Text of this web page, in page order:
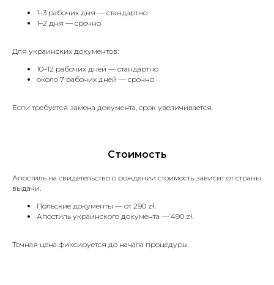
1–3 рабочих дня — стандартно
1–2 дня — срочно
Для украинских документов:
10–12 рабочих дней — стандартно
около 7 рабочих дней — срочно
Если требуется замена документа, срок увеличивается.
Стоимость
Апостиль на свидетельство о рождении стоимость зависит от страны
выдачи.
Польские документы — от 290 zł.
Апостиль украинского документа — 490 zł.
Точная цена фиксируется до начала процедуры.
Справка о несудимости
в Польше и Украине
на жительство, разрешения
Страховой полис.
для их использования за границей.
к стоимости